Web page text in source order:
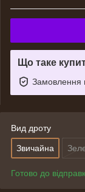
Що таке
Замовлення
Вид дроту
Звичайна
Готово до